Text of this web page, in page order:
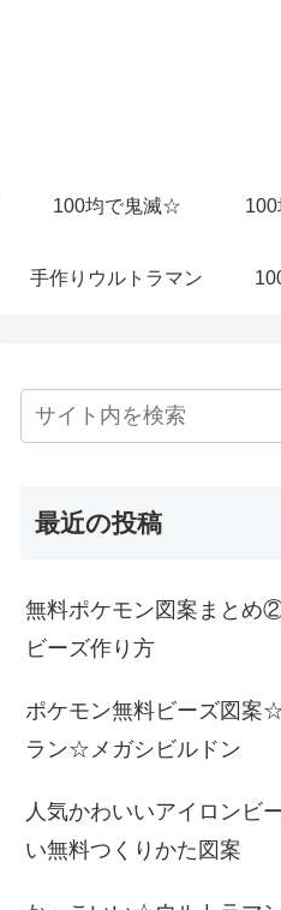
100均で鬼滅☆
手作りウルトラマン
最近の投稿
無料ポケモン図案まとめ
ビーズ作り方
ポケモン無料ビーズ図案
ラン☆メガシビルドン
人気かわいいアイロンビ
い無料つくりかた図案